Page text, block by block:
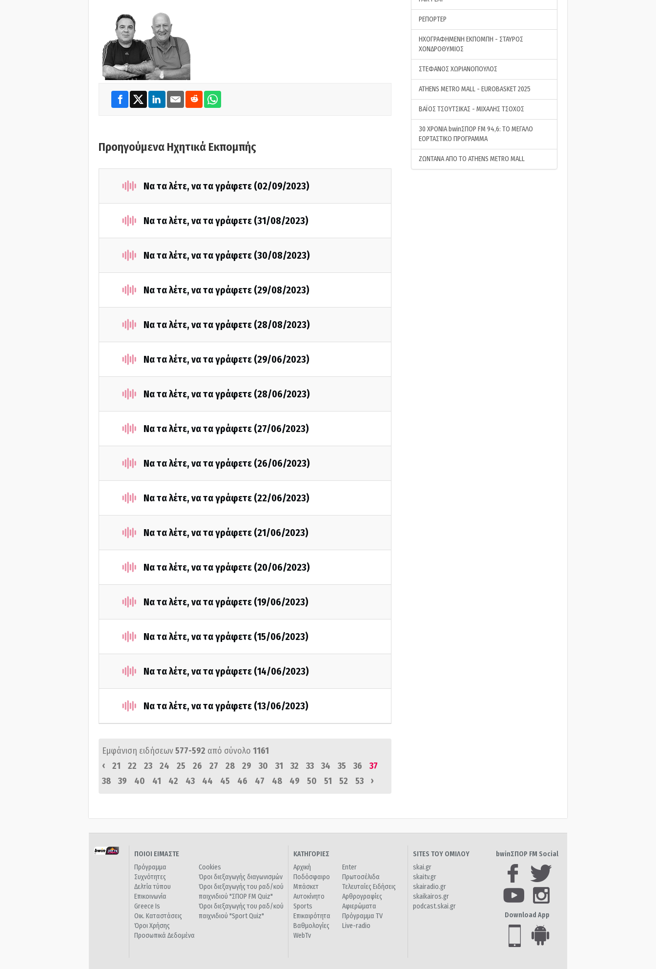
Προηγούμενα Ηχητικά Εκπομπής
Να τα λέτε, να τα γράφετε (02/09/2023)
Να τα λέτε, να τα γράφετε (31/08/2023)
Να τα λέτε, να τα γράφετε (30/08/2023)
Να τα λέτε, να τα γράφετε (29/08/2023)
Να τα λέτε, να τα γράφετε (28/08/2023)
Να τα λέτε, να τα γράφετε (29/06/2023)
Να τα λέτε, να τα γράφετε (28/06/2023)
Να τα λέτε, να τα γράφετε (27/06/2023)
Να τα λέτε, να τα γράφετε (26/06/2023)
Να τα λέτε, να τα γράφετε (22/06/2023)
Να τα λέτε, να τα γράφετε (21/06/2023)
Να τα λέτε, να τα γράφετε (20/06/2023)
Να τα λέτε, να τα γράφετε (19/06/2023)
Να τα λέτε, να τα γράφετε (15/06/2023)
Να τα λέτε, να τα γράφετε (14/06/2023)
Να τα λέτε, να τα γράφετε (13/06/2023)
Εμφάνιση ειδήσεων577-592 από σύνολο 1161
‹
21 22 23 24 25 26 27 28 29 30 31 32 33 34 35 36
37
38
39 40 41 42 43 44 45 46 47 48 49 50 51 52 53 ›
ΡΕΠΟΡΤΕΡ
ΗΧΟΓΡΑΦΗΜΕΝΗ ΕΚΠΟΜΠΗ - ΣΤΑΥΡΟΣ
ΧΟΝΔΡΟΘΥΜΙΟΣ
ΣΤΕΦΑΝΟΣ ΧΩΡΙΑΝΟΠΟΥΛΟΣ
ATHENS METRO MALL - EUROBASKET 2025
ΒΑΪΟΣ ΤΣΟΥΤΣΙΚΑΣ - ΜΙΧΑΛΗΣ ΤΣΟΧΟΣ
30 ΧΡΟΝΙΑ bwinΣΠΟΡ FM 94,6: ΤΟ ΜΕΓΑΛΟ
ΕΟΡΤΑΣΤΙΚΟ ΠΡΟΓΡΑΜΜΑ
ΖΩΝΤΑΝΑ ΑΠΟ ΤΟ ATHENS METRO MALL
ΠΟΙΟΙ ΕΙΜΑΣΤΕ
Πρόγραμμα
Συχνότητες
Δελτία τύπου
Επικοινωνία
Greece Is
Οικ. Καταστάσεις
Όροι Χρήσης
Προσωπικά Δεδομένα
Cookies
Όροι διεξαγωγής διαγωνισμών
Όροι διεξαγωγής του ραδ/κού
παιχνιδιού "ΣΠΟΡ FM Quiz"
Όροι διεξαγωγής του ραδ/κού
παιχνιδιού "Sport Quiz"
ΚΑΤΗΓΟΡΙΕΣ
Αρχική
Ποδόσφαιρο
Μπάσκετ
Αυτοκίνητο
Sports
Επικαιρότητα
Βαθμολογίες
WebTv
Enter
Πρωτοσέλιδα
Τελευταίες Ειδήσεις
Αρθρογραφίες
Αφιερώματα
Πρόγραμμα TV
Live-radio
SITES ΤΟΥ ΟΜΙΛΟΥ
skai.gr
skaitv.gr
skairadio.gr
skaikairos.gr
podcast.skai.gr
bwinΣΠΟΡ FM Social
Download App